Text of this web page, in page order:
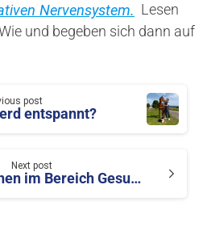
Nervensystem. Lesen
und begeben sich dann auf
post
entspannt?
Next post
Geld verdienen im Bereich Gesundheit: selbstständig und selbstbestimmt
der Studie – für alle, die